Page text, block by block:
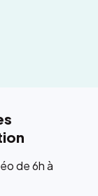
de 6h à